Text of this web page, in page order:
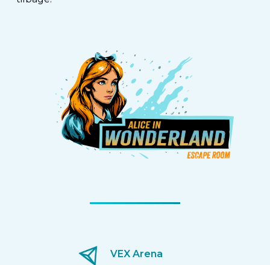
VEX Arena